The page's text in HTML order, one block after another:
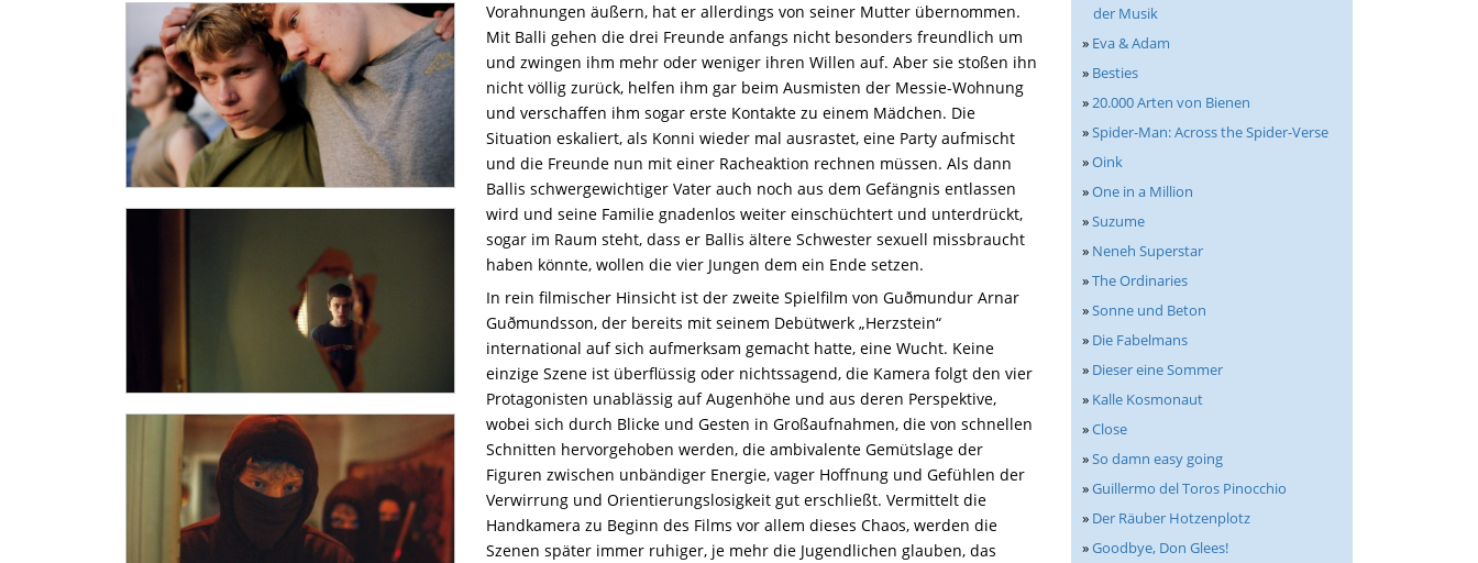
Vorahnungen äußern, hat er allerdings von seiner Mutter übernommen.
Mit Balli gehen die drei Freunde anfangs nicht besonders freundlich um
und zwingen ihm mehr oder weniger ihren Willen auf. Aber sie stoßen ihn
nicht völlig zurück, helfen ihm gar beim Ausmisten der Messie-Wohnung
und verschaffen ihm sogar erste Kontakte zu einem Mädchen. Die
Situation eskaliert, als Konni wieder mal ausrastet, eine Party aufmischt
und die Freunde nun mit einer Racheaktion rechnen müssen. Als dann
Ballis schwergewichtiger Vater auch noch aus dem Gefängnis entlassen
wird und seine Familie gnadenlos weiter einschüchtert und unterdrückt,
sogar im Raum steht, dass er Ballis ältere Schwester sexuell missbraucht
haben könnte, wollen die vier Jungen dem ein Ende setzen.
In rein filmischer Hinsicht ist der zweite Spielfilm von Guðmundur Arnar
Guðmundsson, der bereits mit seinem Debütwerk „Herzstein“
international auf sich aufmerksam gemacht hatte, eine Wucht. Keine
einzige Szene ist überflüssig oder nichtssagend, die Kamera folgt den vier
Protagonisten unablässig aufAugenhöhe und aus deren Perspektive,
wobei sich durch Blicke und Gesten in Großaufnahmen, die von schnellen
Schnitten hervorgehoben werden, die ambivalente Gemütslage der
Figuren zwischen unbändiger Energie, vager Hoffnung und Gefühlen der
Verwirrung und Orientierungslosigkeit gut erschließt. Vermittelt die
Handkamera zu Beginn des Films vor allem dieses Chaos, werden die
Szenen später immer ruhiger, je mehr die Jugendlichen glauben, das
der Musik
» Eva & Adam
» Besties
»20.000 Arten von Bienen
»Spider-Man: Across the Spider-Verse
»Oink
»One in a Million
»Suzume
» Neneh Superstar
»The Ordinaries
»Sonne und Beton
» Die Fabelmans
» Dieser eine Sommer
» Kalle Kosmonaut
»Close
»So damn easy going
»Guillermo del Toros Pinocchio
» Der Räuber Hotzenplotz
»Goodbye, Don Glees!